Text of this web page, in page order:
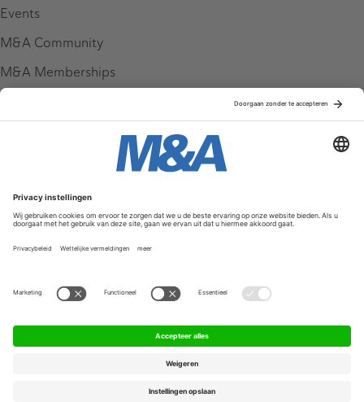
Events
M&A Community
M&A Memberships
Service & Contact
Contact
FAQ
Werken bij ons
Algemene Voorwaarden